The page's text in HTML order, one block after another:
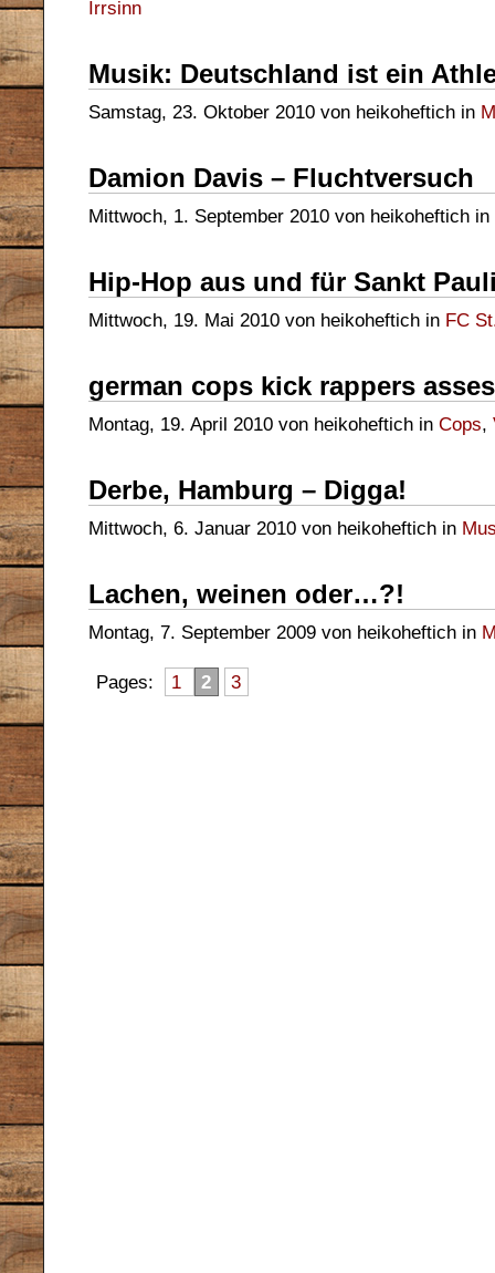
Irrsinn
Musik: Deutschland ist ein
Samstag, 23. Oktober 2010 von heikoheftich in
Damion Davis – Fluchtversuch
Mittwoch, 1. September 2010 von heikoheftich in
Hip-Hop aus und für Sankt
Mittwoch, 19. Mai 2010 von heikoheftich in FC
german cops kick rappers asses
Montag, 19. April 2010 von heikoheftich in Cops,
Derbe, Hamburg – Digga!
Mittwoch, 6. Januar 2010 von heikoheftich in
Lachen, weinen oder…?!
Montag, 7. September 2009 von heikoheftich in
Pages: 1 2 3